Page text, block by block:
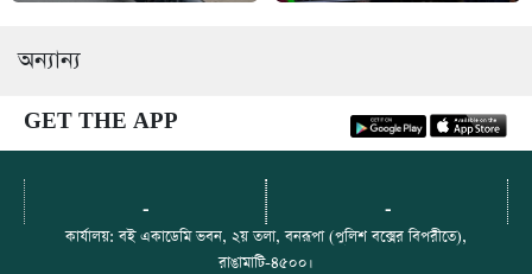
অন্যান্য
GET THE APP
- -
কার্যালয়: বই একাডেমি ভবন, ২য় তলা, বনরূপা (পুলিশ বক্সের বিপরীতে),
রাঙামাটি-৪৫০০।